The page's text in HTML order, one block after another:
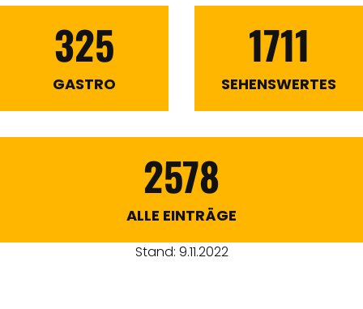
325
GASTRO
1711
SEHENSWERTES
2578
ALLE EINTRÄGE
Stand: 9.11.2022